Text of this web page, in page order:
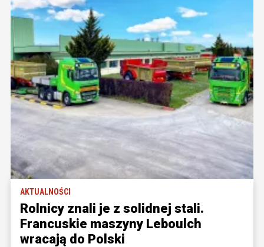
AKTUALNOŚCI
Rolnicy znali je z solidnej stali.
Francuskie maszyny Leboulch
wracają do Polski